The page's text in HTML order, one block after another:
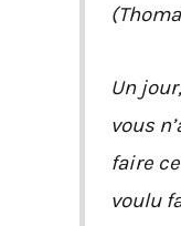
Un
vous
faire
voulu